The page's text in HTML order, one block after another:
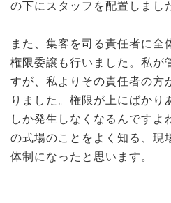
の下にスタッフを配置しまし
また、集客を司る責任者に全
権限委譲も行いました。私が
すが、私よりその責任者の方
りました。権限が上にばかり
しか発生しなくなるんですよ
の式場のことをよく知る、現
体制になったと思います。